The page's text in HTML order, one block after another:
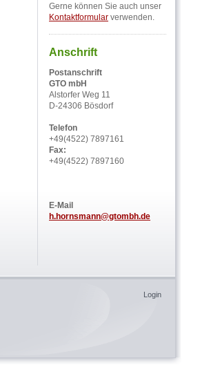
Gerne können Sie auch unser
Kontaktformular verwenden.
Anschrift
Postanschrift
GTO mbH
Alstorfer Weg 11
D-24306 Bösdorf
Telefon
+49(4522) 7897161
Fax:
+49(4522) 7897160
E-Mail
h.hornsmann@gtombh.de
Login